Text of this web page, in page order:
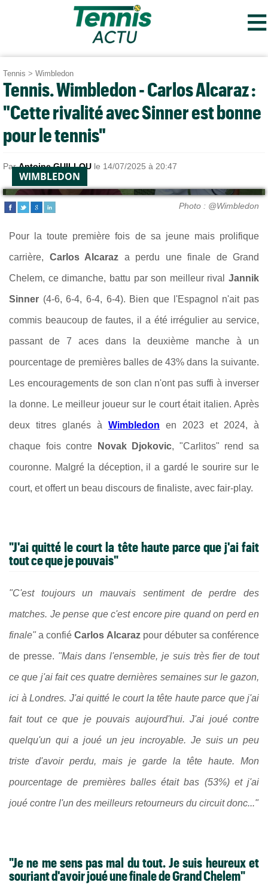
≡
Tennis > Wimbledon
Tennis. Wimbledon - Carlos Alcaraz :
"Cette rivalité avec Sinner est bonne
pour le tennis"
ParAntoine GUILLOU le 14/07/2025 à 20:47
WIMBLEDON
Photo : @Wimbledon
Pour la toute première fois de sa jeune mais prolifique
carrière, Carlos Alcaraz a perdu une finale de Grand
Chelem, ce dimanche, battu par son meilleur rival Jannik
Sinner (4-6, 6-4, 6-4, 6-4). Bien que l'Espagnol n'ait pas
commis beaucoup de fautes, il a été irrégulier au service,
passant de 7 aces dans la deuxième manche à un
pourcentage de premières balles de 43% dans la suivante.
Les encouragements de son clan n'ont pas suffi à inverser
la donne. Le meilleur joueur sur le court était italien. Après
deux titres glanés à Wimbledon en 2023 et 2024, à
chaque fois contre Novak Djokovic, "Carlitos" rend sa
couronne. Malgré la déception, il a gardé le sourire sur le
court, et offert un beau discours de finaliste, avec fair-play.
"J'ai quitté le court la tête haute parce que j'ai fait
tout ce que je pouvais"
"C'est toujours un mauvais sentiment de perdre des
matches. Je pense que c'est encore pire quand on perd en
finale"a confiéCarlos Alcaraz pour débuter sa conférence
de presse. "Mais dans l'ensemble, je suis très fier de tout
ce que j'ai fait ces quatre dernières semaines sur le gazon,
ici à Londres. J'ai quitté le court la tête haute parce que j'ai
fait tout ce que je pouvais aujourd'hui. J'ai joué contre
quelqu'un qui a joué un jeu incroyable. Je suis un peu
triste d'avoir perdu, mais je garde la tête haute. Mon
pourcentage de premières balles était bas (53%) et j'ai
joué contre l'un des meilleurs retourneurs du circuit donc..."
"Je ne me sens pas mal du tout. Je suis heureux et
souriant d'avoir joué une finale de Grand Chelem"